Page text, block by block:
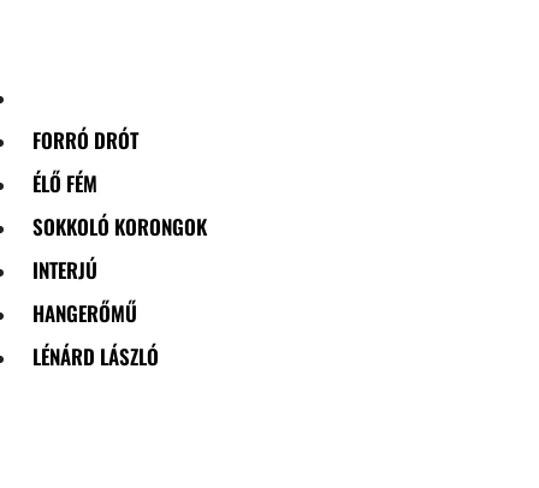
FORRÓ DRÓT
ÉLŐ FÉM
SOKKOLÓ KORONGOK
INTERJÚ
HANGERŐMŰ
LÉNÁRD LÁSZLÓ